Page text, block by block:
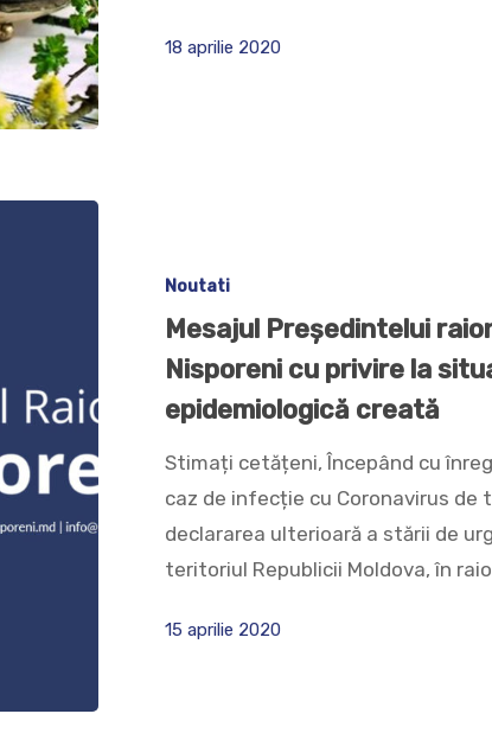
18 aprilie 2020
Noutati
Mesajul Președintelui
Nisporeni cu privire la
epidemiologică creată
Stimați cetățeni, Începând cu
caz de infecție cu Coronavirus de
declararea ulterioară a stării de
teritoriul Republicii Moldova, în
15 aprilie 2020